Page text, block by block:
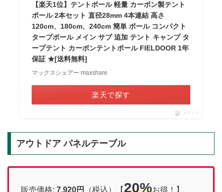
【楽天1位】テントポール 軽量 カーボン製テント
ポール 2本セット 直径28mm 4本連結 高さ
120cm、180cm、240cm 簡単 ポール コンパクト
タープポール メイン サブ 追加 テント キャンプ タ
ープテント カーボンテントポール FIELDOOR 1年
保証 ★[送料無料]
マックスシェアー maxshare
楽天で探す
ポチップ
アウトドア パネルテーブル
販売価格: 7,920円 （税込）【20%お得！】